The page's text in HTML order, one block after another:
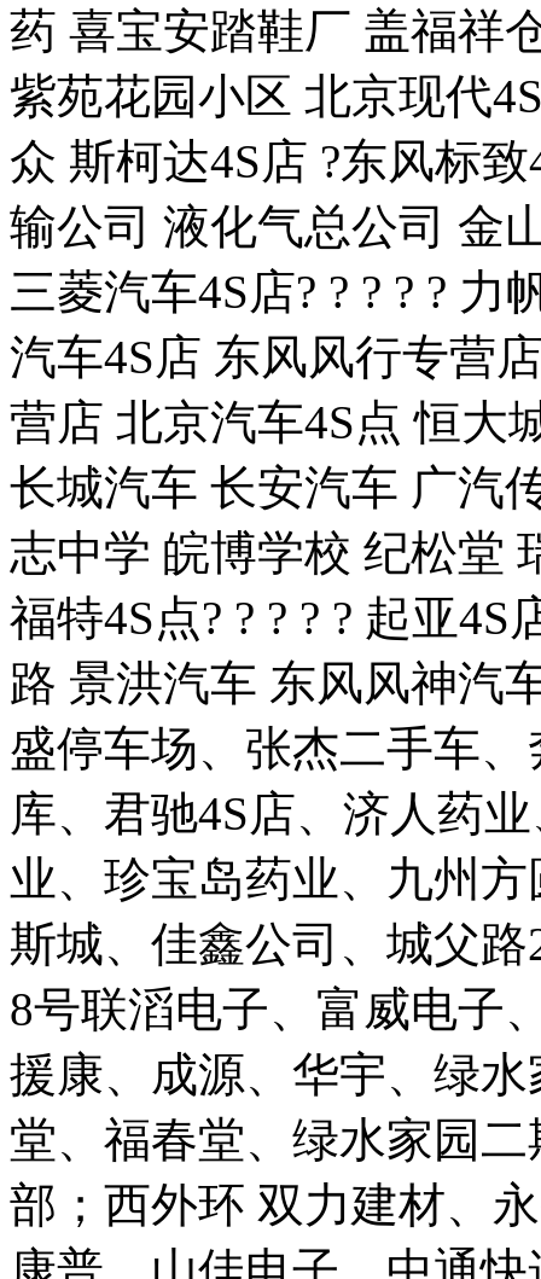
药 喜宝安踏鞋厂 盖福祥
紫苑花园小区 北京现代
众 斯柯达4S店 ?东风标
输公司 液化气总公司 金
三菱汽车4S店? ? ? ? ?
汽车4S店 东风风行专营
营店 北京汽车4S点 恒大
长城汽车 长安汽车 广汽
志中学 皖博学校 纪松堂
福特4S点? ? ? ? ? 起亚
路 景洪汽车 东风风神汽
盛停车场、张杰二手车
库、君驰4S店、济人药
业、珍宝岛药业、九州
斯城、佳鑫公司、城父
8号联滔电子、富威电子
援康、成源、华宇、绿
堂、福春堂、绿水家园
部；西外环 双力建材、